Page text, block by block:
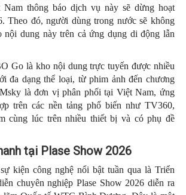
thông báo dịch vụ này sẽ dừng hoạt
Theo đó, người dùng trong nước sẽ không
nội dung này trên cả ứng dụng di động lẫn
Go là kho nội dung trực tuyến được nhiều
đa dạng thể loại, từ phim ảnh đến chương
là đơn vị phân phối tại Việt Nam, ứng
trên các nền tảng phổ biến như TV360,
cùng lúc trên nhiều thiết bị và có phụ đề
tại Plase Show 2026
kiện công nghệ nổi bật tuần qua là Triển
chuyên nghiệp Plase Show 2026 diễn ra